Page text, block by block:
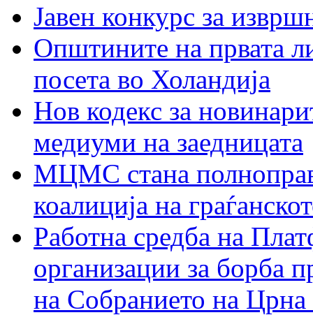
Јавен конкурс за
Општините на првата
посета во Холандија
Нов кодекс за
медиуми на заедницата
МЦМС стана
коалиција на
Работна средба на
организации за борба
на Собранието на Црна